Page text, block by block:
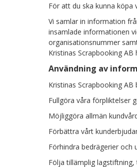
För att du ska kunna
Vi samlar in information
insamlade informationen
organisationsnummer
Kristinas Scrapbooking
Användning av
Kristinas Scrapbooking
Fullgöra våra förpliktelser
Möjliggöra allmän
Förbättra vårt
Förhindra bedrägerier och
Följa tillämplig